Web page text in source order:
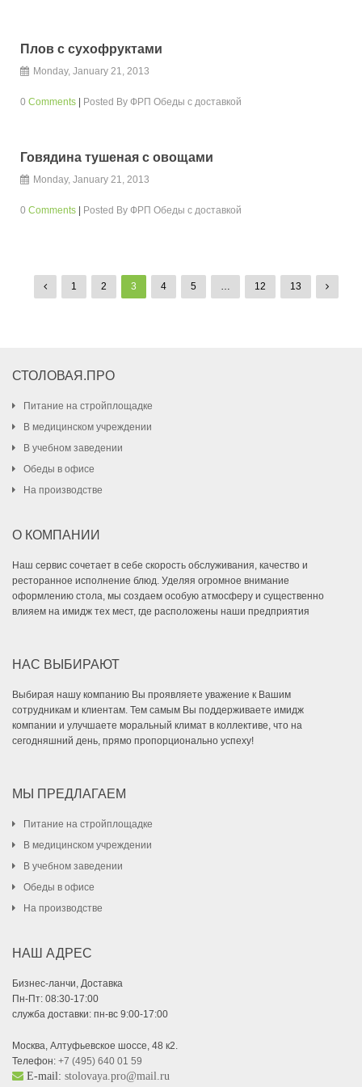
Плов с сухофруктами
Monday, January 21, 2013
0 Comments Posted By ФРП Обеды с доставкой
Говядина тушеная с овощами
Monday, January 21, 2013
0 Comments Posted By ФРП Обеды с доставкой
1 2 3 4 5 … 12 13
СТОЛОВАЯ.ПРО
Питание на стройплощадке
В медицинском учреждении
В учебном заведении
Обеды в офисе
На производстве
О КОМПАНИИ
Наш сервис сочетает в себе скорость обслуживания, качество и
ресторанное исполнение блюд. Уделяя огромное внимание
оформлению стола, мы создаем особую атмосферу и существенно
влияем на имидж тех мест, где расположены наши предприятия
НАС ВЫБИРАЮТ
Выбирая нашу компанию Вы проявляете уважение к Вашим
сотрудникам и клиентам. Тем самым Вы поддерживаете имидж
компании и улучшаете моральный климат в коллективе, что на
сегодняшний день, прямо пропорционально успеху!
МЫ ПРЕДЛАГАЕМ
Питание на стройплощадке
В медицинском учреждении
В учебном заведении
Обеды в офисе
На производстве
НАШ АДРЕС
Бизнес-ланчи, Доставка
Пн-Пт: 08:30-17:00
служба доставки: пн-вс 9:00-17:00
Москва, Алтуфьевское шоссе, 48 к2.
Телефон: +7 (495) 640 01 59
E-mail: stolovaya.pro@mail.ru